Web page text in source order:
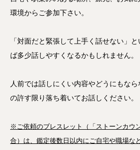
環境からご参加下さい。
「対面だと緊張して上手く話せない」
ば多少話しやすくなるかもしれません。
人前では話しにくい内容やどうにもな
の許す限り落ち着いてお話しください。
※ご依頼のブレスレット（「ストーンカウ
合）は、鑑定後数日以内にご自宅や職場な